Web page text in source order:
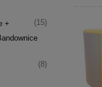
+
(15)
(8)